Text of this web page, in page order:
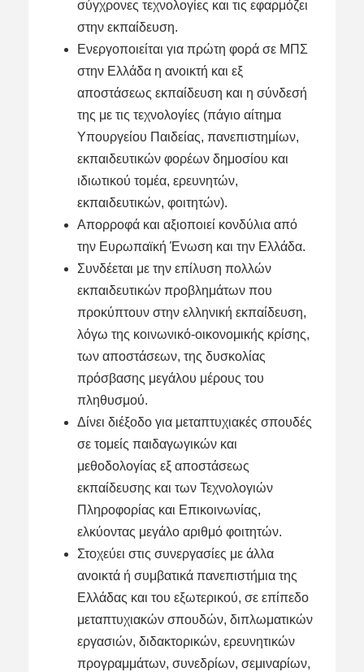
σύγχρονες τεχνολογίες και τις εφαρμόζει
στην εκπαίδευση.
Ενεργοποιείται για πρώτη φορά σε ΜΠΣ
στην Ελλάδα η ανοικτή και εξ
αποστάσεως εκπαίδευση και η σύνδεσή
της με τις τεχνολογίες (πάγιο αίτημα
Υπουργείου Παιδείας, πανεπιστημίων,
εκπαιδευτικών φορέων δημοσίου και
ιδιωτικού τομέα, ερευνητών,
εκπαιδευτικών, φοιτητών).
Απορροφά και αξιοποιεί κονδύλια από
την Ευρωπαϊκή Ένωση και την Ελλάδα.
Συνδέεται με την επίλυση πολλών
εκπαιδευτικών προβλημάτων που
προκύπτουν στην ελληνική εκπαίδευση,
λόγω της κοινωνικό-οικονομικής κρίσης,
των αποστάσεων, της δυσκολίας
πρόσβασης μεγάλου μέρους του
πληθυσμού.
Δίνει διέξοδο για μεταπτυχιακές σπουδές
σε τομείς παιδαγωγικών και
μεθοδολογίας εξ αποστάσεως
εκπαίδευσης και των Τεχνολογιών
Πληροφορίας και Επικοινωνίας,
ελκύοντας μεγάλο αριθμό φοιτητών.
Στοχεύει στις συνεργασίες με άλλα
ανοικτά ή συμβατικά πανεπιστήμια της
Ελλάδας και του εξωτερικού, σε επίπεδο
μεταπτυχιακών σπουδών, διπλωματικών
εργασιών, διδακτορικών, ερευνητικών
προγραμμάτων, συνεδρίων, σεμιναρίων,